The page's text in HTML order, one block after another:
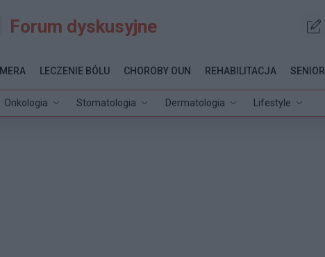
Forum dyskusyjne
Onkologia Stomatologia Dermatologia Lifestyle
LECZENIE BÓLU CHOROBY OUN REHABILITACJA SENIOR